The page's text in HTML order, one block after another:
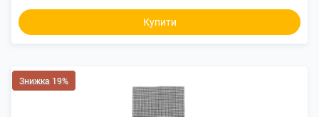
Купити
Знижка 19%